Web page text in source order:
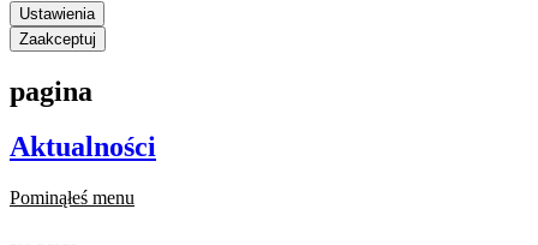
Ustawienia
Zaakceptuj
pagina
Aktualności
Pominąłeś menu